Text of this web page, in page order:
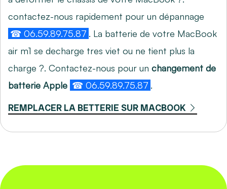
contactez-nous rapidement pour un dépannage
☎ 06.59.89.75.87 . La batterie de votre MacBook
air m1 se decharge tres viet ou ne tient plus la
charge ?. Contactez-nous pour un changement de
batterie Apple ☎ 06.59.89.75.87 .
REMPLACER LA BETTERIE SUR MACBOOK